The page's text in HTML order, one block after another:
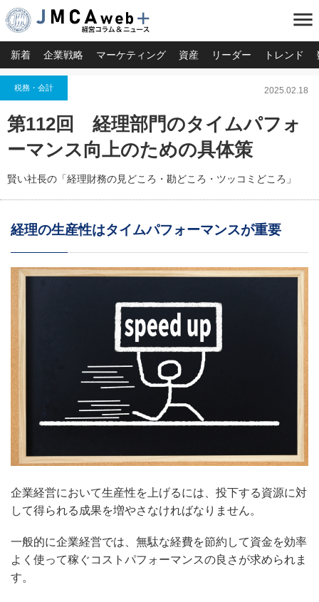
menu
新着 企業戦略 マーケティング 資産 リーダー トレンド
税務・会計 2025.02.18
第112回 経理部門のタイムパフォ
ーマンス向上のための具体策
賢い社長の「経理財務の見どころ・勘どころ・ツッコミどころ」
経理の生産性はタイムパフォーマンスが重要
企業経営において生産性を上げるには、投下する資源に対
して得られる成果を増やさなければなりません。
一般的に企業経営では、無駄な経費を節約して資金を効率
よく使って稼ぐコストパフォーマンスの良さが求められま
す。